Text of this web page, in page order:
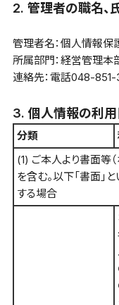
2. 管理者の職名、
管理者名：個人情報
所属部門：経営管理
連絡先：電話048-851-
3. 個人情報の利
分類
(1) ご本人より書面等
を含む。以下「書面」
する場合